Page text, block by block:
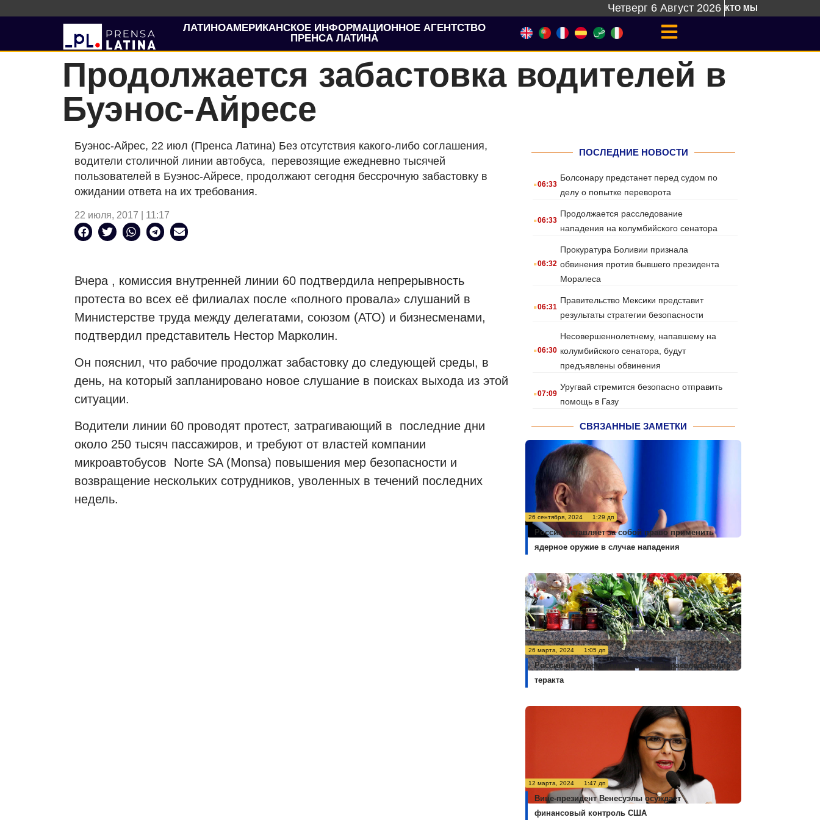
Четверг 6 Август 2026 КТО МЫ
ЛАТИНОАМЕРИКАНСКОЕ ИНФОРМАЦИОННОЕ АГЕНТСТВО
ПРЕНСА ЛАТИНА
Продолжается забастовка водителей в
Буэнос-Айресе
Буэнос-Айрес, 22 июл (Пренса Латина) Без отсутствия какого-либо соглашения,
водители столичной линии автобуса, перевозящие ежедневно тысячей
пользователей в Буэнос-Айресе, продолжают сегодня бессрочную забастовку в
ожидании ответа на их требования.
22 июля, 2017 | 11:17
Вчера , комиссия внутренней линии 60 подтвердила непрерывность
протеста во всех её филиалах после «полного провала» слушаний в
Министерстве труда между делегатами, союзом (АТО) и бизнесменами,
подтвердил представитель Нестор Марколин.
Он пояснил, что рабочие продолжат забастовку до следующей среды, в
день, на который запланировано новое слушание в поисках выхода из этой
ситуации.
Водители линии 60 проводят протест, затрагивающий в
последние дни
около 250 тысяч пассажиров, и требуют от властей компании
микроавтобусов
Norte SA (Monsa) повышения мер безопасности и
возвращение нескольких сотрудников, уволенных в течений последних
недель.
ПОСЛЕДНИЕ НОВОСТИ
.06:33
Болсонару предстанет перед судом по
делу о попытке переворота
.06:33
Продолжается расследование
нападения на колумбийского сенатора
.06:32
Прокуратура Боливии признала
обвинения против бывшего президента
Моралеса
.06:31
Правительство Мексики представит
результаты стратегии безопасности
.06:30
Несовершеннолетнему, напавшему на
колумбийского сенатора, будут
предъявлены обвинения
.07:09
Уругвай стремится безопасно отправить
помощь в Газу
СВЯЗАННЫЕ ЗАМЕТКИ
26 сентября, 2024 1:29 дп
Россия оставляет за собой право применить
ядерное оружие в случае нападения
26 марта, 2024 1:05 дп
Россия не будет комментировать расследование
теракта
12 марта, 2024 1:47 дп
Вице-президент Венесуэлы осуждает
финансовый контроль США